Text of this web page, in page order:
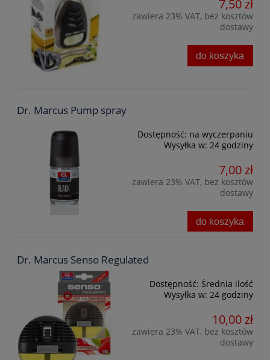
7,50 zł
zawiera 23% VAT, bez kosztów
dostawy
do koszyka
Dr. Marcus Pump spray
Dostępność: na wyczerpaniu
Wysyłka w: 24 godziny
7,00 zł
zawiera 23% VAT, bez kosztów
dostawy
do koszyka
Dr. Marcus Senso Regulated
Dostępność: Średnia ilość
Wysyłka w: 24 godziny
10,00 zł
zawiera 23% VAT, bez kosztów
dostawy